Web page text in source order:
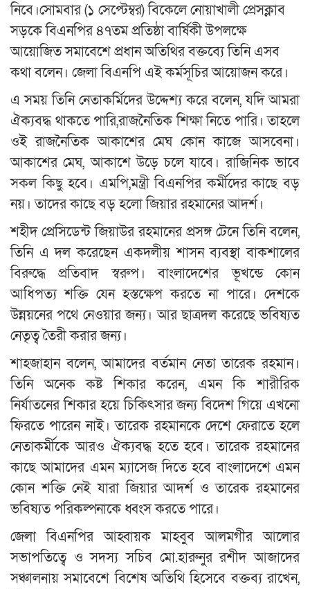
নিবে।সোমবার (১ সেপ্টেম্বর) বিকেলে নোয়াখালী প্রেসক্লাব
সড়কে বিএনপির ৪৭তম প্রতিষ্ঠা বার্ষিকী উপলক্ষে
আয়োজিত সমাবেশে প্রধান অতিথির বক্তব্যে তিনি এসব
কথা বলেন। জেলা বিএনপি এই কর্মসূচির আয়োজন করে।
এ সময় তিনি নেতাকর্মিদের উদ্দেশ্য করে বলেন, যদি আমরা
ঐক্যবদ্ধ থাকতে পারি,রাজনৈতিক শিক্ষা নিতে পারি। তাহলে
ওই রাজনৈতিক আকাশের মেঘ কোন কাজে আসবেনা।
আকাশের মেঘ, আকাশে উড়ে চলে যাবে। রাজিনিক ভাবে
সকল কিছু হবে। এমপি,মন্ত্রী বিএনপির কর্মীদের কাছে বড়
নয়। তাদের কাছে বড় হলো জিয়ার রহমানের আদর্শ।
শহীদ প্রেসিডেন্ট জিয়াউর রহমানের প্রসঙ্গ টেনে তিনি বলেন,
তিনি এ দল করেছেন একদলীয় শাসন ব্যবস্থা বাকশালের
বিরুদ্ধে প্রতিবাদ স্বরুপ। বাংলাদেশের ভূখন্ডে কোন
আধিপত্য শক্তি যেন হস্তক্ষেপ করতে না পারে। দেশকে
উন্নয়নের পথে নেওয়ার জন্য। আর ছাত্রদল করেছে ভবিষ্যত
নেতৃত্ব তৈরী করার জন্য।
শাহজাহান বলেন, আমাদের বর্তমান নেতা তারেক রহমান।
তিনি অনেক কষ্ট শিকার করেন, এমন কি শারীরিক
নির্যাতনের শিকার হয়ে চিকিৎসার জন্য বিদেশ গিয়ে এখনো
ফিরতে পারেন নাই। তারেক রহমানকে দেশে ফেরাতে হলে
নেতাকর্মীকে আরও ঐক্যবদ্ধ হতে হবে। তারেক রহমানের
কাছে আমাদের এমন ম্যাসেজ দিতে হবে বাংলাদেশে এমন
কোন শক্তি নেই যারা জিয়ার আদর্শ ও তারেক রহমানের
ভবিষ্যত পরিকল্পনাকে ধ্বংস করতে পারে।
জেলা বিএনপির আহ্বায়ক মাহবুব আলমগীর আলোর
সভাপতিত্বে ও সদস্য সচিব মো.হারুনুর রশীদ আজাদের
সঞ্চালনায় সমাবেশে বিশেষ অতিথি হিসেবে বক্তব্য রাখেন,